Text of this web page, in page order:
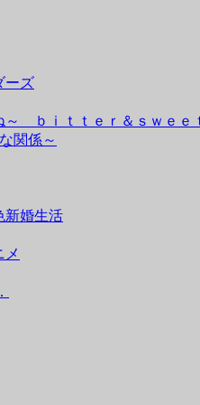
ーズ
～ ｂｉｔｔｅｒ＆ｓｗｅｅ
関係～
新婚生活